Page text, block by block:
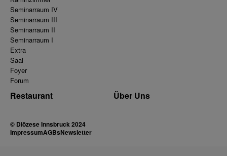
Seminarraum IV
Seminarraum III
Seminarraum II
Seminarraum I
Extra
Saal
Foyer
Forum
Restaurant Über Uns
© Diözese Innsbruck 2024
ImpressumAGBsNewsletter